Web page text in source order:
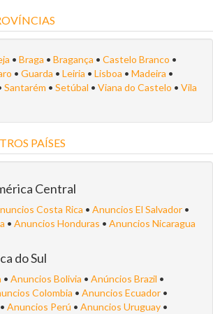
• Braga • Bragança • Castelo Branco •
• Guarda • Leiria • Lisboa • Madeira •
Santarém • Setúbal • Viana do Castelo • Vila
PAÍSES
Central
Costa Rica • Anuncios El Salvador •
• Anuncios Honduras • Anuncios Nicaragua
do Sul
• Anuncios Bolivia • Anúncios Brazil •
Colombia • Anuncios Ecuador •
• Anuncios Perú • Anuncios Uruguay •